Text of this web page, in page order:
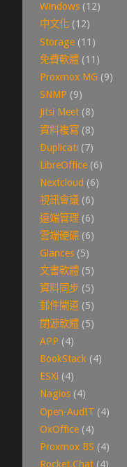
Windows (12)
中文化 (12)
Storage (11)
免費軟體 (11)
Proxmox MG (9)
SNMP (9)
Jitsi Meet (8)
資料複寫 (8)
Duplicati (7)
LibreOffice (6)
Nextcloud (6)
視訊會議 (6)
遠端管理 (6)
雲端硬碟 (6)
Glances (5)
文書軟體 (5)
資料同步 (5)
郵件閘道 (5)
閉源軟體 (5)
APP (4)
BookStack (4)
ESXi (4)
Nagios (4)
Open-AudIT (4)
OxOffice (4)
Proxmox BS (4)
Rocket.Chat (4)